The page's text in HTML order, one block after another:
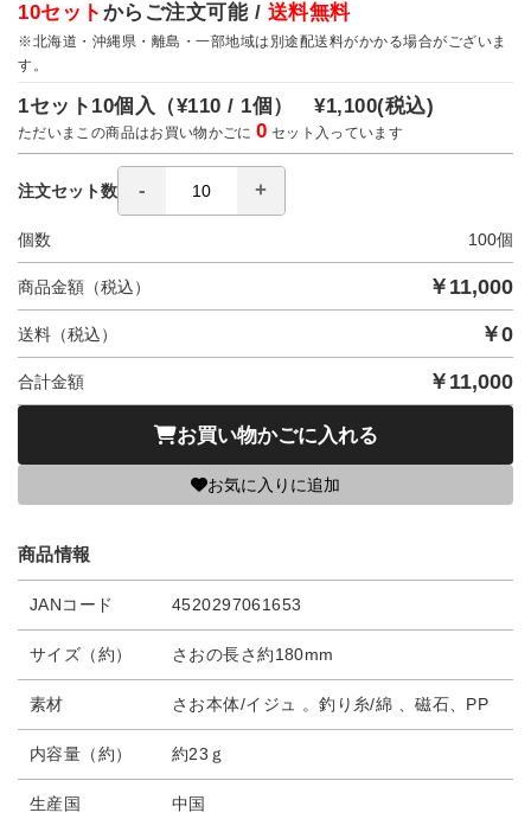
10セット からご注文可能 / 送料無料
※北海道・沖縄県・離島・一部地域は別途配送料がかかる場合がございま
す。
1セット10個入（¥110 / 1個）¥1,100(税込)
ただいまこの商品はお買い物かごに0 セット入っています
注文セット数
個数 100個
商品金額（税込） ￥ 11,000
送料（税込） ￥0
合計金額 ￥ 11,000
お買い物かごに入れる
お気に入りに追加
商品情報
JANコード 4520297061653
サイズ（約） さおの長さ約180mm
素材 さお本体/イジュ 。釣り糸/綿 、磁石、PP
内容量（約） 約23ｇ
生産国 中国